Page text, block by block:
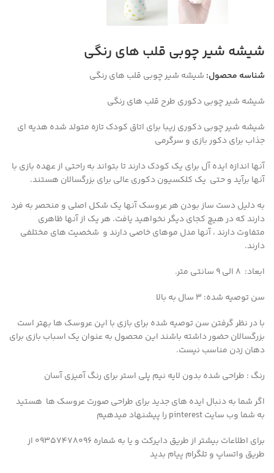
شیشه شیر چوبی قلب های رنگی
شناسه محصول: شیشه شیر چوبی قلب های رنگی
شیشه شیر چوبی دکوری طرح قلب های رنگی
شیشه شیر چوبی دکوری زیبا برای اتاق کودک تازه متولد شده هدیه ای
جذاب برای دکور بازی و سرگرمی
آنها اندازه ایده آل برای یک کودک دارند تا بتواند به راحتی از عهده بازی با
آنها برآید و حتی یک کلکسیون دکوری عالی برای بزرگسالان هستند.
به دلیل دست ساز بودن هر عروسک آنها یک شکل اصلی و منحصر به فرد
دارند که در هیچ کجای دیگر نخواهید یافت. هر یک از آنها ظاهری
متفاوت دارند ، آنها مدل موهای خاصی دارند و شخصیت های مختلفی
دارند.
ابعاد: 8 الی 9 سانتی متر.
سن توصیه شده: 3 سال به بالا
با در نظر گرفتن سن توصیه شده برای بازی با این عروسک ها بهتر است
بزرگسالان حضور داشته باشند این محصول به عنوان یک اسباب بازی برای
دهان زدن مناسب نیست.
رنگ : طراحی شده بدون لایه نیم پلی استر برای رنگ آمیزی آسان
اگر شما به دنبال ایده های جدید برای طراحی صورت عروسک ها هستید
به شما وب سایت pinterest را پیشنهاد میدهیم
برای اطلاعات بیشتر از طریق دایرکت و یا به شماره 09357478096 از
طریق واتساپ و تلگرام پیام بدید